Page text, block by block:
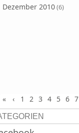
Dezember 2010(6)
« ‹ 1 2 3 4 5 6 7